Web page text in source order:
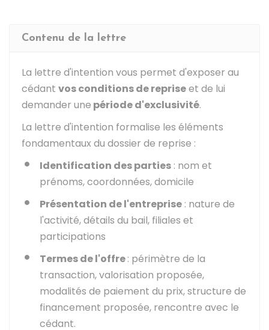
Contenu de la lettre
La lettre d'intention vous permet d'exposer au
cédant vos conditions de repriseet de lui
demander une période d'exclusivité.
La lettre d'intention formalise les éléments
fondamentaux du dossier de reprise :
Identification des parties : nom et
prénoms, coordonnées, domicile
Présentation de l'entreprise : nature de
l'activité, détails du bail, filiales et
participations
Termes de l'offre: périmètre de la
transaction, valorisation proposée,
modalités de paiement du prix, structure de
financement proposée, rencontre avec le
cédant.